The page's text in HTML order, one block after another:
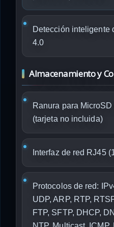
Detección inteligente
4.0
Almacenamiento y
Ranura para
(tarjeta no incluida)
Interfaz de red RJ45
Protocolos de red:
UDP, ARP, RTP,
FTP, SFTP, DHCP,